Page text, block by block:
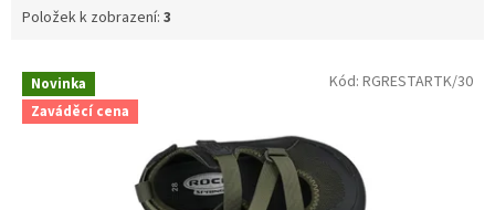
Položek k zobrazení: 3
V
p
Novinka
Zaváděcí cena
Kód: RGRESTARTK/30